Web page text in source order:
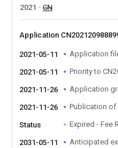
2021
CN
Application
2021-05-11 Application
2021-05-11 Priority to
2021-11-26 Application
2021-11-26 Publication of
Status Expired - Fee
2031-05-11 Anticipated